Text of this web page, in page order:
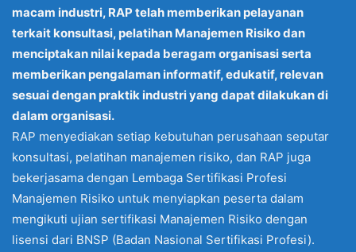
macam industri, RAP telah memberikan pelayanan
terkait konsultasi, pelatihan Manajemen Risiko dan
menciptakan nilai kepada beragam organisasi serta
memberikan pengalaman informatif, edukatif, relevan
sesuai dengan praktik industri yang dapat dilakukan di
dalam organisasi.
RAP menyediakan setiap kebutuhan perusahaan seputar
konsultasi, pelatihan manajemen risiko, dan RAP juga
bekerjasama dengan Lembaga Sertifikasi Profesi
Manajemen Risiko untuk menyiapkan peserta dalam
mengikuti ujian sertifikasi Manajemen Risiko dengan
lisensi dari BNSP (Badan Nasional Sertifikasi Profesi).